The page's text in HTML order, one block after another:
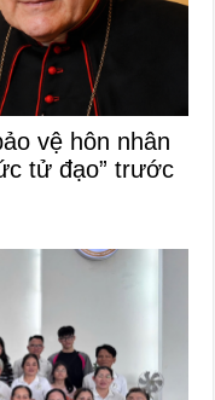
vệ hôn nhân
tử đạo” trước